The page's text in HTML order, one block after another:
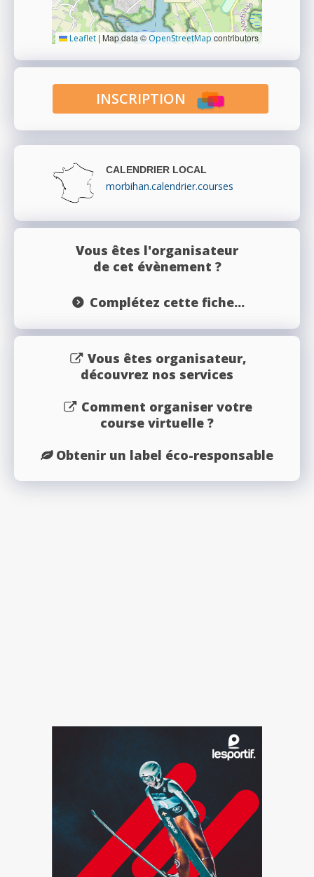
Leaflet | Map data © OpenStreetMap contributors
INSCRIPTION
CALENDRIER LOCAL
morbihan.calendrier.courses
Vous êtes l'organisateur
de cet évènement ?
Complétez cette fiche...
Vous êtes organisateur,
découvrez nos services
Comment organiser votre
course virtuelle ?
Obtenir un label éco-responsable